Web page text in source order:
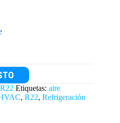
R22 Etiquetas: aire
, R22, Refrigeración